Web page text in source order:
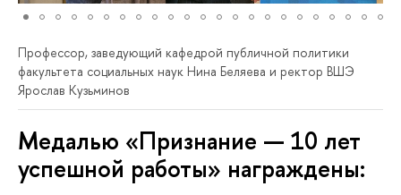
Профессор, заведующий кафедрой публичной политики
факультета социальных наук Нина Беляева и ректор ВШЭ
Ярослав Кузьминов
Медалью «Признание — 10 лет
успешной работы» награждены: